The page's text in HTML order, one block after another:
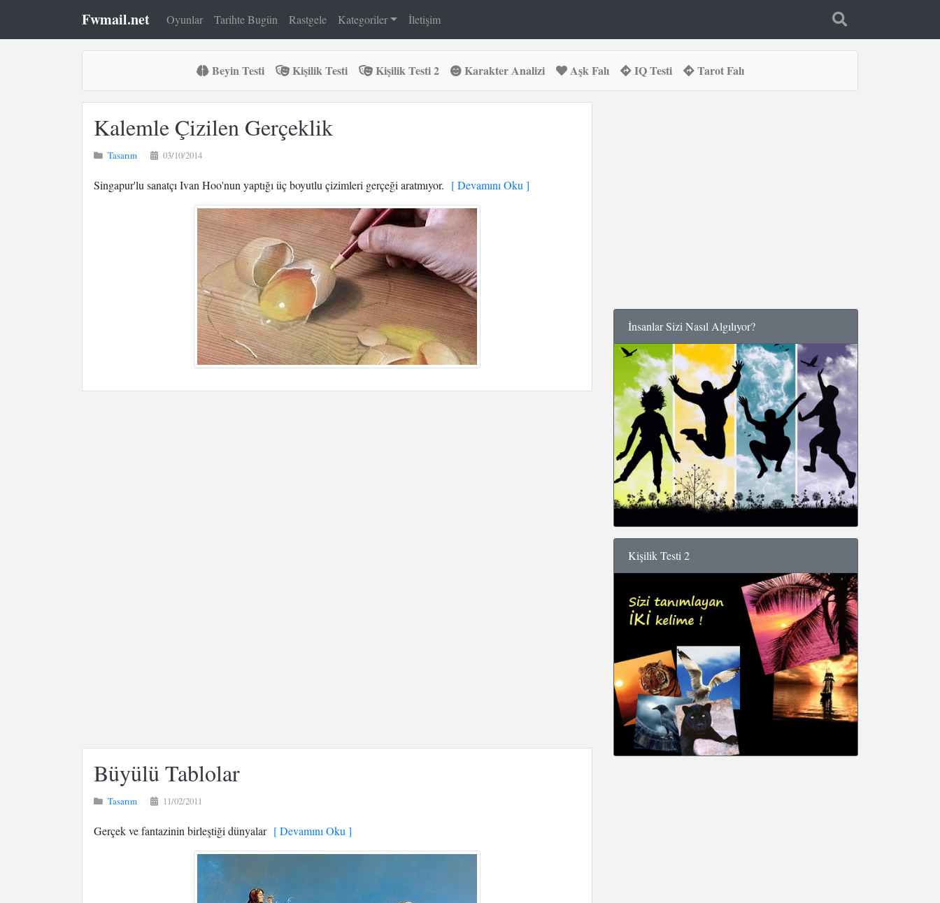
Fwmail.net Oyunlar Tarihte Bugün Rastgele Kategoriler İletişim
Beyin Testi Kişilik Testi Kişilik Testi 2 Karakter Analizi Aşk Falı IQ Testi Tarot Falı
Kalemle Çizilen Gerçeklik
Tasarım 03/10/2014
Singapur'lu sanatçı Ivan Hoo'nun yaptığı üç boyutlu çizimleri gerçeği aratmıyor. [ Devamını Oku ]
Büyülü Tablolar
Tasarım 11/02/2011
Gerçek ve fantazinin birleştiği dünyalar[ Devamını Oku ]
İnsanlar Sizi Nasıl Algılıyor?
Kişilik Testi 2